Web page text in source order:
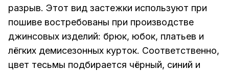
разрыв. Этот вид застежки используют при
пошиве востребованы при производстве
джинсовых изделий: брюк, юбок, платьев и
лёгких демисезонных курток. Соответственно,
цвет тесьмы подбирается чёрный, синий и